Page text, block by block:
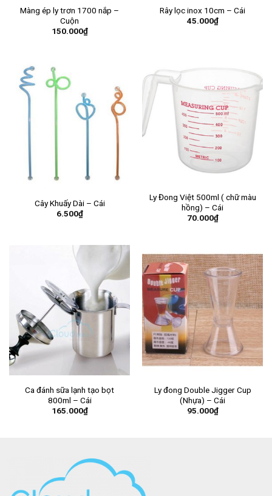
Màng ép ly trơn 1700 nắp –
Cuộn
150.000₫
Rây lọc inox 10cm – Cái
45.000₫
Cây Khuấy Dài – Cái
6.500₫
Ly Đong Việt 500ml ( chữ màu
hồng) – Cái
70.000₫
Ca đánh sữa lạnh tạo bọt
800ml – Cái
165.000₫
Ly đong Double Jigger Cup
(Nhựa) – Cái
95.000₫